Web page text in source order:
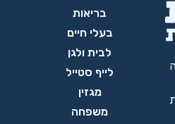
בריאות
בעלי חיים
לבית ולגן
לייף סטייל
מגזין
משפחה